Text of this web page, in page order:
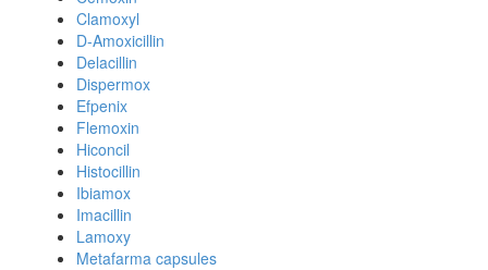
Clamoxyl
D-Amoxicillin
Delacillin
Dispermox
Efpenix
Flemoxin
Hiconcil
Histocillin
Ibiamox
Imacillin
Lamoxy
Metafarma capsules